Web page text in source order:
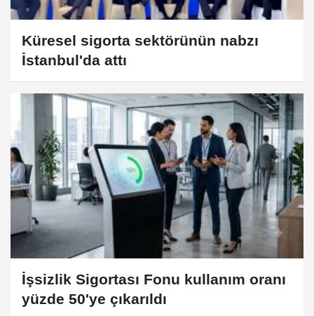
Küresel sigorta sektörünün nabzı
İstanbul'da attı
İşsizlik Sigortası Fonu kullanım oranı
yüzde 50'ye çıkarıldı